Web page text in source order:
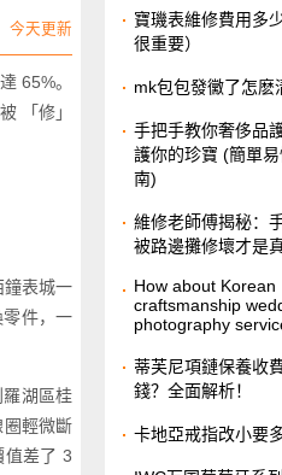
今天更新
65%。
「修」
表城一
件，一
湖區桂
輕微斷
值差了 3
寶璣表維修費用多
很重要）
​mk包包發黴了怎麽
手把手教你奢侈品
護你的珍寶 (簡單
南)
維修老師傅揭秘：
被路邊攤修壞才是真
How about Korean
craftsmanship
photography
蒂芙尼項鏈保養收
錢？全面解析！
卡地亞戒指改小要